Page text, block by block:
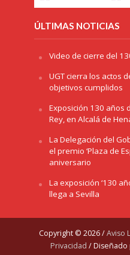
ÚLTIMAS NOTICIAS
Video de cierre del
UGT cierra los actos
objetivos cumplidos
Exposición 130 años
Rey, en Alcalá de
La Delegación del
el premio ‘Plaza de
aniversario
La exposición ‘130
llega a Sevilla
Copyright © 2026 /Aviso
Privacidad / Diseñado